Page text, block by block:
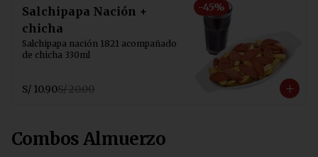
-45%
Salchipapa Nación +
chicha
Salchipapa nación 1821 acompañado
de chicha 330ml
S/ 10.90S/ 20.00
Combos Almuerzo